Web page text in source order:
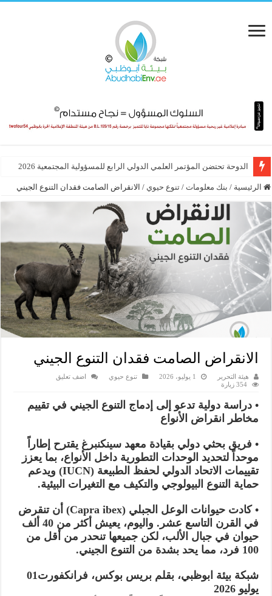
الدوحة تحتضن المؤتمر العلمي الدولي الرابع للمسؤولية المجتمعية 2026
الرئيسية / بنك معلومات / تنوع حيوي / الانقراض الصامت فقدان التنوع الجيني
الانقراض الصامت فقدان التنوع الجيني
هيئة التحرير 1 يوليو، 2026 تنوع حيوي
اضف تعليق
354 زيارة
• دراسة دولية تدعو إلى إدماج التنوع الجيني في تقييم
مخاطر انقراض الأنواع
• فريق بحثي دولي بقيادة معهد سينكنبرغ يقترح إطاراً
موحداً لتحديد الوحدات التطورية داخل الأنواع، بما يعزز
تقييمات الاتحاد الدولي لحفظ الطبيعة (IUCN) ويدعم
حماية التنوع البيولوجي والتكيف مع التغيرات البيئية.
• كادت حيوانات الوعل الجبلي (Capra ibex) أن تنقرض
في القرن التاسع عشر. واليوم، يعيش أكثر من 40 ألف
حيوان في جبال الألب، لكن جميعها تنحدر من أقل من
100 فرد، مما يحد بشدة من التنوع الجيني.
شبكة بيئة ابوظبي، بقلم بريس بوكس، فرانكفورت01
يوليو 2026